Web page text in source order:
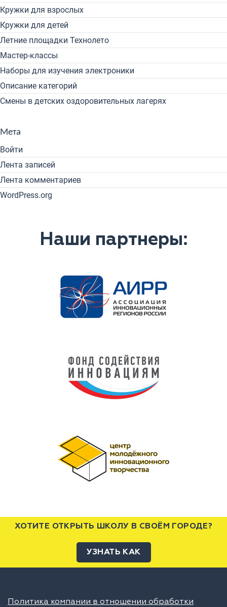
Кружки для взрослых
Кружки для детей
Летние площадки Технолето
Мастер-классы
Наборы для изучения электроники
Описание категорий
Смены в детских оздоровительных лагерях
Мета
Войти
Лента записей
Лента комментариев
WordPress.org
Наши партнеры:
ХОТИТЕ ОТКРЫТЬ ШКОЛУ В СВОЁМ ГОРОДЕ?
УЗНАТЬ КАК
Политика компании в отношении обработки